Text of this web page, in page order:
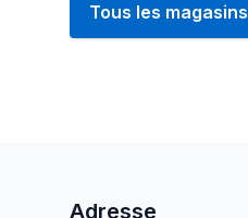
Tous les magasins
Adresse